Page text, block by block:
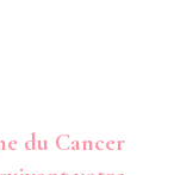
du Cancer